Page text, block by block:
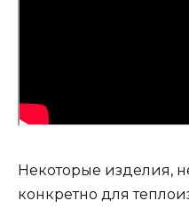
Некоторые изделия,
конкретно для